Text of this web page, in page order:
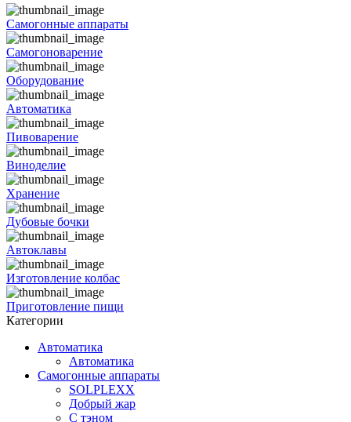
Самогонные аппараты
Самогоноварение
Оборудование
Автоматика
Пивоварение
Виноделие
Хранение
Дубовые бочки
Автоклавы
Изготовление колбас
Приготовление пищи
Категории
Автоматика
Автоматика
Самогонные аппараты
SOLPLEXX
Добрый жар
С тэном